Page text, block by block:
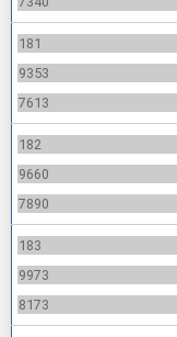
181
9353
7613
182
9660
7890
183
9973
8173